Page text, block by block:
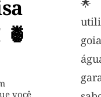
você
🌟